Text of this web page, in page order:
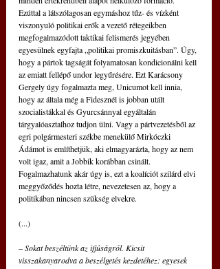
Ezúttal a látszólagosan egymáshoz tűz- és vízként
viszonyuló politikai erők a vezető rétegeikben
megfogalmazódott taktikai felismerés jegyében
egyesülnek egyfajta „politikai promiszkuitásban”. Úgy,
hogy a pártok tagságát folyamatosan kondicionálni kell
az emiatt fellépő undor legyűrésére. Ezt Karácsony
Gergely úgy fogalmazta meg, Unicumot kell innia,
hogy az általa még a Fidesznél is jobban utált
szocialistákkal és Gyurcsánnyal egyáltalán
tárgyalóasztalhoz tudjon ülni. Vagy a pártvezetésből az
egri polgármesteri székbe menekülő Mirkóczki
Ádámot is említhetjük, aki elmagyarázta, hogy az nem
volt igaz, amit a Jobbik korábban csinált.
Fogalmazhatunk akár úgy is, ezt a koalíciót szilárd elvi
meggyőződés hozta létre, nevezetesen az, hogy a
politikában nincsen szükség elvekre.
(...)
– Sokat beszéltünk az ifjúságról. Kicsit
visszakanyarodva a beszélgetés kezdetéhez: egyesek